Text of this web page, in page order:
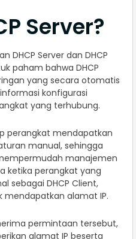
Server?
DHCP Server dan DHCP
paham bahwa DHCP
yang secara otomatis
konfigurasi
yang terhubung.
perangkat mendapatkan
manual, sehingga
manajemen
ketika perangkat yang
sebagai DHCP Client,
alamat IP.
permintaan tersebut,
alamat IP beserta